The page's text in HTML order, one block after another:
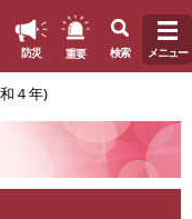
防災 重要 検索 メニュー
４年)